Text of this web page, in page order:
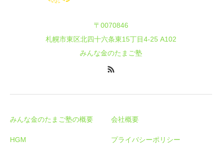
〒0070846
札幌市東区北四十六条東15丁目4-25 A102
みんな金のたまご塾
みんな金のたまご塾の概要
HGM
会社概要
プライバシーポリシー